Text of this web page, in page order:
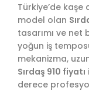
Türkiye’de
model olan
tasarımı ve net
yoğun iş
mekanizma,
Sırdaş 910 fiyatı
derece